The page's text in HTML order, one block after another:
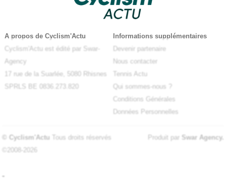
A propos de Cyclism'Actu
Cyclism'Actu est édité par Swar-
Agency
17 rue de la Suarlée, 5080 Rhisnes
SPRLS BE 0836.273.820
Informations supplémentaires
Devenir partenaire
Nous contacter
Tennis Actu
Qui sommes-nous ?
Conditions Générales
Données Personnelles
© Cyclism'Actu Tous droits réservés
©2008-2026
Produit par Swar Agency.
-